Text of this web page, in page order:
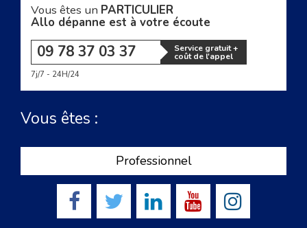
Vous êtes un PARTICULIER
Allo dépanne est à votre écoute
09 78 37 03 37 Service gratuit +
coût de l'appel
7j/7 - 24H/24
Vous êtes :
Professionnel